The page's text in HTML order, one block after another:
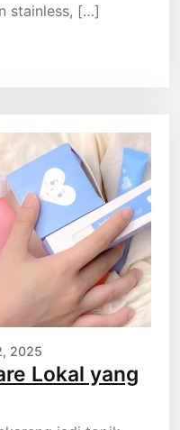
stainless, […]
2025
Lokal yang